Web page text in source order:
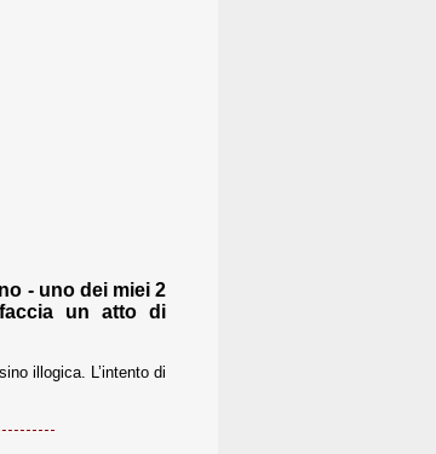
- uno dei miei 2
un atto di
illogica. L’intento di